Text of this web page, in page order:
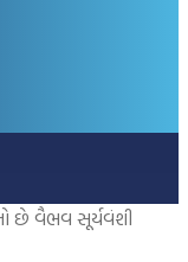
છે વૈભવ સૂર્યવંશી